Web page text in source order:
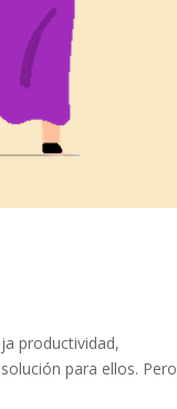
productividad,
para ellos. Pero